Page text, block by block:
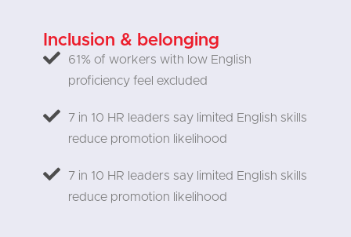
Inclusion & belonging
61% of workers with low English
proficiency feel excluded
7 in 10 HR leaders say limited English skills
reduce promotion likelihood
7 in 10 HR leaders say limited English skills
reduce promotion likelihood